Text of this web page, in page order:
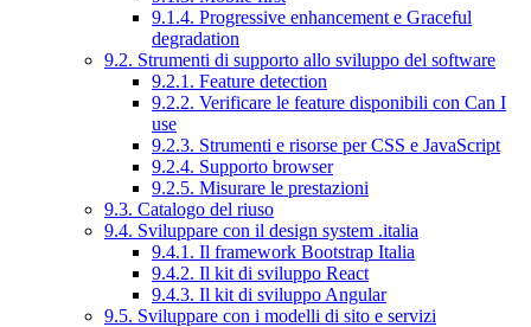
9.1.4. Progressive enhancement e Graceful
degradation
9.2. Strumenti di supporto allo sviluppo del software
9.2.1. Feature detection
9.2.2. Verificare le feature disponibili con Can I
use
9.2.3. Strumenti e risorse per CSS e JavaScript
9.2.4. Supporto browser
9.2.5. Misurare le prestazioni
9.3. Catalogo del riuso
9.4. Sviluppare con il design system .italia
9.4.1. Il framework Bootstrap Italia
9.4.2. Il kit di sviluppo React
9.4.3. Il kit di sviluppo Angular
9.5. Sviluppare con i modelli di sito e servizi